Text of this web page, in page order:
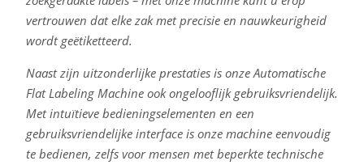
vertrouwen dat elke zak met precisie en nauwkeurigheid
wordt geëtiketteerd.
Naast zijn uitzonderlijke prestaties is onze Automatische
Flat Labeling Machine ook ongelooflijk gebruiksvriendelijk.
Met intuïtieve bedieningselementen en een
gebruiksvriendelijke interface is onze machine eenvoudig
te bedienen, zelfs voor mensen met beperkte technische